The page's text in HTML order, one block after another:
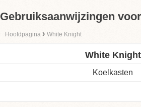
Gebruiksaanwijzingen
Hoofdpagina › White Knight
White Knight
Koelkasten